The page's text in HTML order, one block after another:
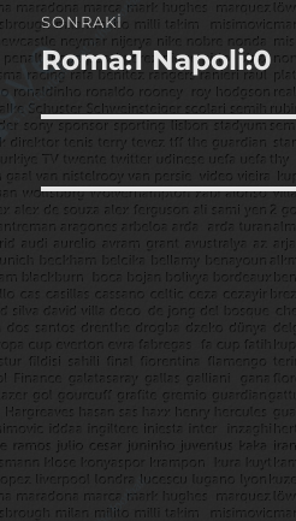
SONRAKI
Sonraki
yazı:
Roma:1 Napoli:0